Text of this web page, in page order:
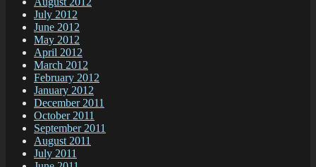
July 2012
June 2012
May 2012
April 2012
March 2012
February 2012
January 2012
December 2011
October 2011
September 2011
August 2011
July 2011